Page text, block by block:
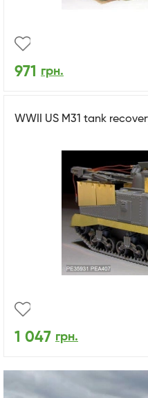
971 грн.
WWII US M31 tank
1 047 грн.